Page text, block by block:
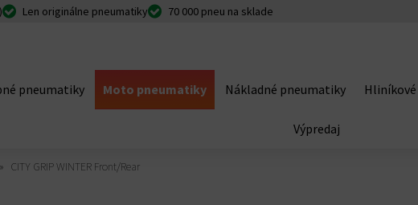
Len originálne pneumatiky 70 000 pneu na sklade
pneumatiky Moto pneumatiky Nákladné pneumatiky
Výpredaj
CITY GRIP WINTER Front/Rear